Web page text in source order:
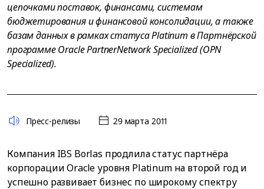
цепочками поставок, финансами, системам
бюджетирования и финансовой консолидации, а также
базам данных в рамках статуса Platinum в Партнёрской
программе Oracle PartnerNetwork Specialized (OPN
Specialized).
Пресс-релизы 29 марта 2011
Компания IBS Borlas продлила статус партнёра
корпорации Oracle уровня Platinum на второй год и
успешно развивает бизнес по широкому спектру